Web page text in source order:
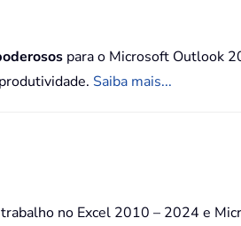
para o Microsoft Outlook
Saiba mais...
no Excel 2010 – 2024 e